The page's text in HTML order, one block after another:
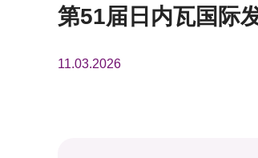
第51届日内瓦国际
11.03.2026